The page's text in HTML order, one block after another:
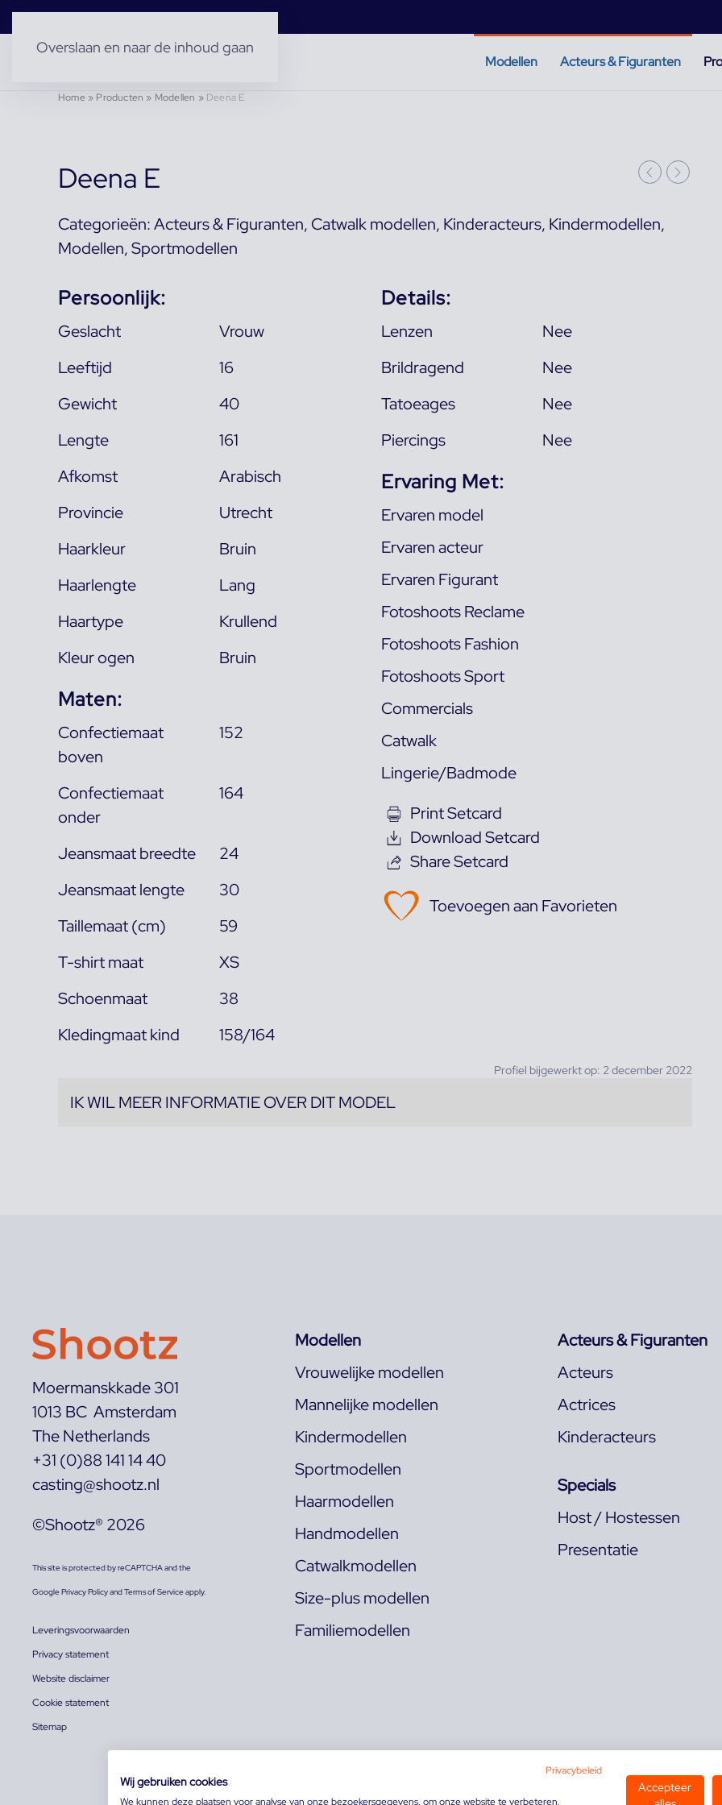
Overslaan en naar de inhoud gaan
Modellen Acteurs & Figuranten
Home» Producten » Modellen » Deena E
Deena E
Categorieën:Acteurs & Figuranten, Catwalk modellen, Kinderacteurs, Kindermodellen,
Modellen,Sportmodellen
Persoonlijk:
Geslacht
Vrouw
Leeftijd
16
Gewicht
40
Lengte
161
Afkomst
Arabisch
Provincie
Utrecht
Haarkleur
Bruin
Haarlengte
Lang
Haartype
Krullend
Kleur ogen
Bruin
Maten:
Confectiemaat
boven
152
Confectiemaat
onder
164
Jeansmaat breedte
24
Jeansmaat lengte
30
Taillemaat (cm)
59
T-shirt maat
XS
Schoenmaat
38
Kledingmaat kind
158/164
Details:
Lenzen
Nee
Brildragend
Nee
Tatoeages
Nee
Piercings
Nee
Ervaring Met:
Ervaren model
Ervaren acteur
Ervaren Figurant
Fotoshoots Reclame
Fotoshoots Fashion
Fotoshoots Sport
Commercials
Catwalk
Lingerie/Badmode
Print Setcard
Download Setcard
Share Setcard
Toevoegen aan Favorieten
Profiel bijgewerkt op: 2 december 2022
IK WIL MEER INFORMATIE OVER DIT MODEL
Moermanskkade 301
1013 BC Amsterdam
The Netherlands
+31 (0)88 141 14 40
casting@shootz.nl
©Shootz® 2026
This site is protected by reCAPTCHA and the
GooglePrivacy PolicyandTerms of Serviceapply.
Leveringsvoorwaarden
Privacy statement
Website disclaimer
Cookie statement
Sitemap
Modellen
Vrouwelijke modellen
Mannelijke modellen
Kindermodellen
Sportmodellen
Haarmodellen
Handmodellen
Catwalkmodellen
Size-plus modellen
Familiemodellen
Acteurs & Figuranten
Acteurs
Actrices
Kinderacteurs
Specials
Host / Hostessen
Presentatie
Privacybeleid
Wij gebruiken cookies
We kunnen deze plaatsen voor analyse van onze bezoekersgegevens, om onze website te verbeteren,
Accepteer